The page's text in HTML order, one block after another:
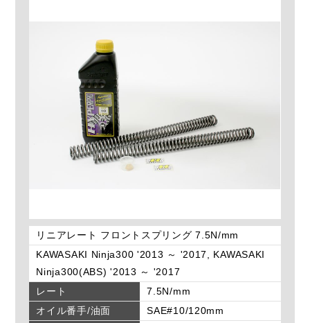
リニアレート フロントスプリング 7.5N/mm
KAWASAKI Ninja300 '2013 ～ '2017, KAWASAKI
Ninja300(ABS) '2013 ～ '2017
レート
7.5N/mm
オイル番手/油面
SAE#10/120mm